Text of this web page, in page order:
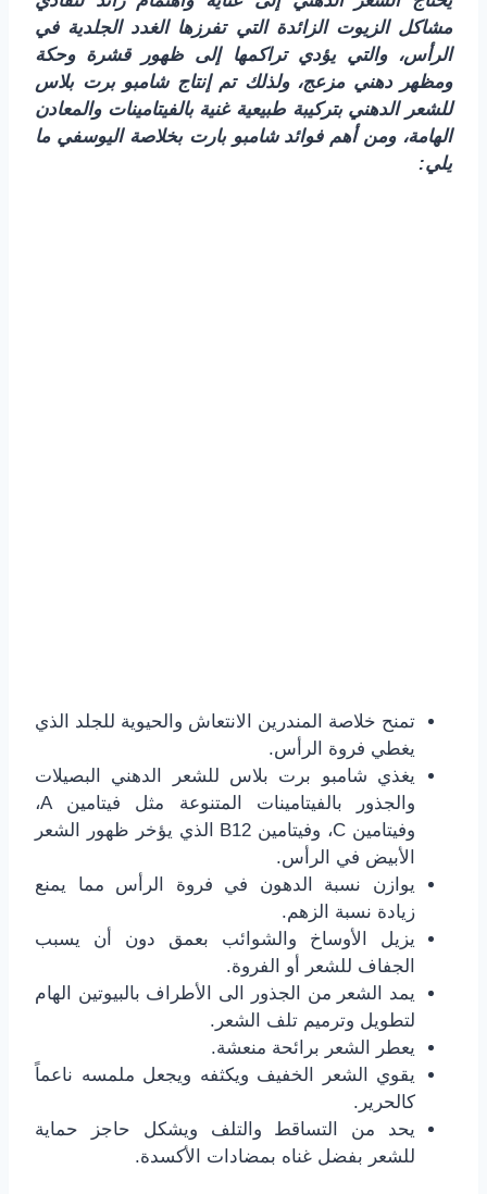
مشاكل الزيوت الزائدة التي تفرزها الغدد الجلدية في
الرأس، والتي يؤدي تراكمها إلى ظهور قشرة وحكة
ومظهر دهني مزعج، ولذلك تم إنتاج شامبو برت بلاس
للشعر الدهني بتركيبة طبيعية غنية بالفيتامينات والمعادن
الهامة، ومن أهم فوائد شامبو بارت بخلاصة اليوسفي ما
يلي:
تمنح خلاصة المندرين الانتعاش والحيوية للجلد الذي
يغطي فروة الرأس.
يغذي شامبو برت بلاس للشعر الدهني البصيلات
والجذور بالفيتامينات المتنوعة مثل فيتامين A،
وفيتامين C، وفيتامين B12 الذي يؤخر ظهور الشعر
الأبيض في الرأس.
يوازن نسبة الدهون في فروة الرأس مما يمنع
زيادة نسبة الزهم.
يزيل الأوساخ والشوائب بعمق دون أن يسبب
الجفاف للشعر أو الفروة.
يمد الشعر من الجذور الى الأطراف بالبيوتين الهام
لتطويل وترميم تلف الشعر.
يعطر الشعر برائحة منعشة.
يقوي الشعر الخفيف ويكثفه ويجعل ملمسه ناعماً
كالحرير.
يحد من التساقط والتلف ويشكل حاجز حماية
للشعر بفضل غناه بمضادات الأكسدة.